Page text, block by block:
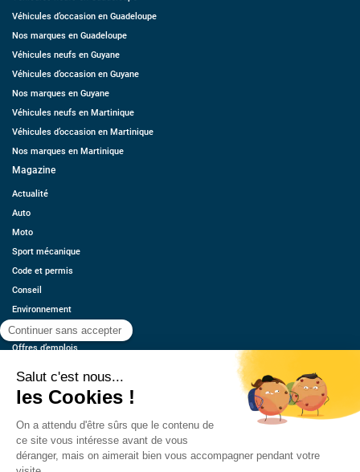
Véhicules d’occasion en Guadeloupe
Nos marques en Guadeloupe
Véhicules neufs en Guyane
Véhicules d’occasion en Guyane
Nos marques en Guyane
Véhicules neufs en Martinique
Véhicules d’occasion en Martinique
Nos marques en Martinique
Magazine
Actualité
Auto
Moto
Sport mécanique
Code et permis
Conseil
Environnement
Économie
Offres d’emplois
Contact
Estimez votre voiture
Mentions légales